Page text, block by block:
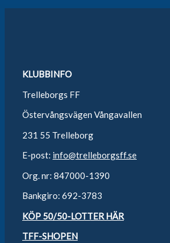
KLUBBINFO
Trelleborgs FF
Östervångsvägen Vångavallen
231 55 Trelleborg
E-post: info@trelleborgsff.se
Org. nr: 847000-1390
Bankgiro: 692-3783
KÖP 50/50-LOTTER HÄR
TFF-SHOPEN